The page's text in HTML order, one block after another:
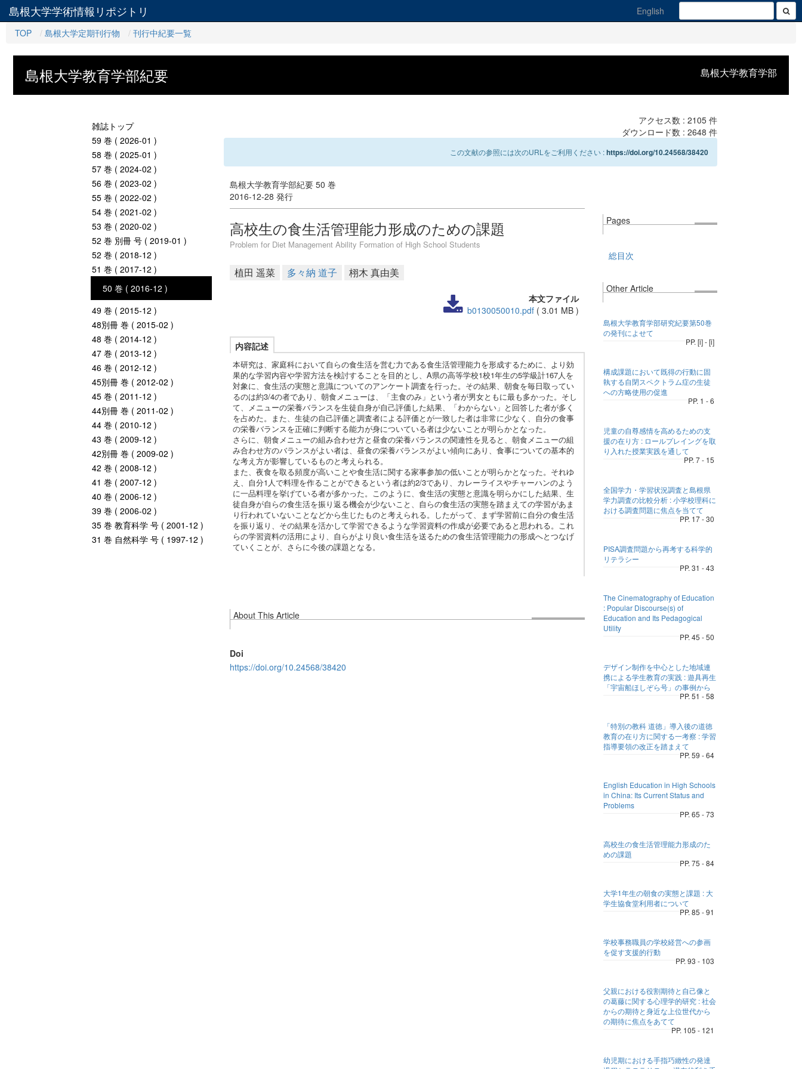
島根大学学術情報リポジトリ
English
TOP
島根大学定期刊行物 刊行中紀要一覧
島根大学教育学部
島根大学教育学部紀要
雑誌トップ
59 巻 ( 2026-01 )
58 巻 ( 2025-01 )
57 巻 ( 2024-02 )
56 巻 ( 2023-02 )
55 巻 ( 2022-02 )
54 巻 ( 2021-02 )
53 巻 ( 2020-02 )
52 巻 別冊 号 ( 2019-01 )
52 巻 ( 2018-12 )
51 巻 ( 2017-12 )
50 巻 ( 2016-12 )
49 巻 ( 2015-12 )
48別冊 巻 ( 2015-02 )
48 巻 ( 2014-12 )
47 巻 ( 2013-12 )
46 巻 ( 2012-12 )
45別冊 巻 ( 2012-02 )
45 巻 ( 2011-12 )
44別冊 巻 ( 2011-02 )
44 巻 ( 2010-12 )
43 巻 ( 2009-12 )
42別冊 巻 ( 2009-02 )
42 巻 ( 2008-12 )
41 巻 ( 2007-12 )
40 巻 ( 2006-12 )
39 巻 ( 2006-02 )
35 巻 教育科学 号 ( 2001-12 )
31 巻 自然科学 号 ( 1997-12 )
アクセス数 : 2105件
ダウンロード数 : 2648 件
この文献の参照には次のURLをご利用ください :https://doi.org/10.24568/38420
島根大学教育学部紀要 50 巻
2016-12-28 発行
高校生の食生活管理能力形成のための課題
Problem for Diet Management Ability Formation of High School Students
植田 遥菜 多々納 道子 栩木 真由美
本文ファイル
b0130050010.pdf (3.01 MB )
内容記述
本研究は、家庭科において自らの食生活を営む力である食生活管理能力を形成するために、より効
果的な学習内容や学習方法を検討することを目的とし、A県の高等学校1校1年生の5学級計167人を
対象に、食生活の実態と意識についてのアンケート調査を行った。その結果、朝食を毎日取ってい
るのは約3/4の者であり、朝食メニューは、「主食のみ」という者が男女ともに最も多かった。そし
て、メニューの栄養バランスを生徒自身が自己評価した結果、「わからない」と回答した者が多く
を占めた。また、生徒の自己評価と調査者による評価とが一致した者は非常に少なく、自分の食事
の栄養バランスを正確に判断する能力が身についている者は少ないことが明らかとなった。
さらに、朝食メニューの組み合わせ方と昼食の栄養バランスの関連性を見ると、朝食メニューの組
み合わせ方のバランスがよい者は、昼食の栄養バランスがよい傾向にあり、食事についての基本的
な考え方が影響しているものと考えられる。
また、夜食を取る頻度が高いことや食生活に関する家事参加の低いことが明らかとなった。それゆ
え、自分1人で料理を作ることができるという者は約2/3であり、カレーライスやチャーハンのよう
に一品料理を挙げている者が多かった。このように、食生活の実態と意識を明らかにした結果、生
徒自身が自らの食生活を振り返る機会が少ないこと、自らの食生活の実態を踏まえての学習があま
り行われていないことなどから生じたものと考えられる。したがって、まず学習前に自分の食生活
を振り返り、その結果を活かして学習できるような学習資料の作成が必要であると思われる。これ
らの学習資料の活用により、自らがより良い食生活を送るための食生活管理能力の形成へとつなげ
ていくことが、さらに今後の課題となる。
About This Article
Doi
https://doi.org/10.24568/38420
Pages
総目次
Other Article
島根大学教育学部研究紀要第50巻
の発刊によせて
PP. [i] - [i]
構成課題において既得の行動に固
執する自閉スペクトラム症の生徒
への方略使用の促進
PP. 1 - 6
児童の自尊感情を高めるための支
援の在り方 : ロールプレイングを取
り入れた授業実践を通して
PP. 7 - 15
全国学力・学習状況調査と島根県
学力調査の比較分析 : 小学校理科に
おける調査問題に焦点を当てて
PP. 17 - 30
PISA調査問題から再考する科学的
リテラシー
PP. 31 - 43
The Cinematography of Education
: Popular Discourse(s) of
Education and Its Pedagogical
Utility
PP. 45 - 50
デザイン制作を中心とした地域連
携による学生教育の実践 : 遊具再生
「宇宙船ほしぞら号」の事例から
PP. 51 - 58
「特別の教科 道徳」導入後の道徳
教育の在り方に関する一考察 : 学習
指導要領の改正を踏まえて
PP. 59 - 64
English Education in High Schools
in China: Its Current Status and
Problems
PP. 65 - 73
高校生の食生活管理能力形成のた
めの課題
PP. 75 - 84
大学1年生の朝食の実態と課題 : 大
学生協食堂利用者について
PP. 85 - 91
学校事務職員の学校経営への参画
を促す支援的行動
PP. 93 - 103
父親における役割期待と自己像と
の葛藤に関する心理学的研究 : 社会
からの期待と身近な上位世代から
の期待に焦点をあてて
PP. 105 - 121
幼児期における手指巧緻性の発達